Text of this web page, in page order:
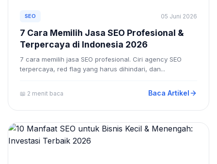
SEO 05 Juni 2026
7 Cara Memilih Jasa SEO Profesional &
Terpercaya di Indonesia 2026
7 cara memilih jasa SEO profesional. Ciri agency SEO
terpercaya, red flag yang harus dihindari, dan...
📖 2 menit baca Baca Artikel